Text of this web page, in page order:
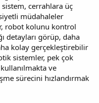
cerrahlara üç
müdahaleler
robot kolunu kontrol
detayları görüp, daha
kolay gerçekleştirebilir
sistemler, pek çok
ve
sürecini hızlandırmak